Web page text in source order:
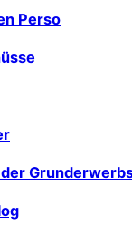
Perso